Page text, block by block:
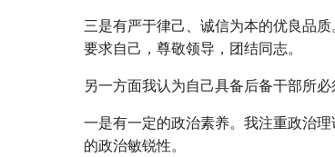
三是有严于律己、诚信为本的优良品
要求自己，尊敬领导，团结同志。
另一方面我认为自己具备后备干部所必
一是有一定的政治素养。我注重政治
的政治敏锐性。